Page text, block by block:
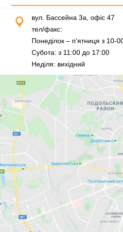
вул. Бассейна 3а, офіс 47
тел/факс:
Понеділок – п'ятниця з 10-
Субота: з 11:00 до 17:00
Неділя: вихідний